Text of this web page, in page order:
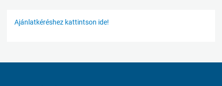
Ajánlatkéréshez kattintson ide!